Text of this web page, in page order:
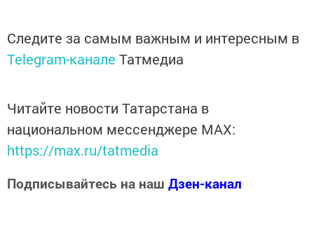
Следите за самым важным и интересным в
Telegram-канале Татмедиа
Читайте новости Татарстана в
национальном мессенджере MАХ:
https://max.ru/tatmedia
Подписывайтесь на наш Дзен-канал